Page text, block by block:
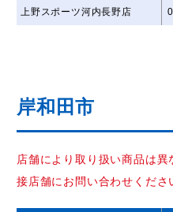
上野スポーツ河内長野店
岸和田市
店舗により取り扱い商品は
接店舗にお問い合わせくださ